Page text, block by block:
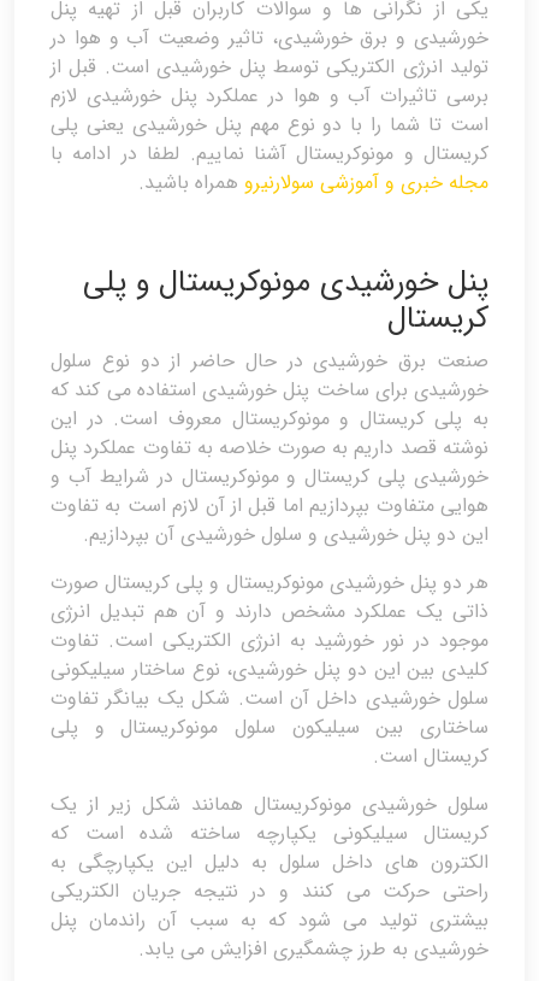
یکی از نگرانی ها و سوالات کاربران قبل از تهیه پنل
خورشیدی و برق خورشیدی، تاثیر وضعیت آب و هوا در
تولید انرژی الکتریکی توسط پنل خورشیدی است. قبل از
برسی تاثیرات آب و هوا در عملکرد پنل خورشیدی لازم
است تا شما را با دو نوع مهم پنل خورشیدی یعنی پلی
کریستال و مونوکریستال آشنا نماییم. لطفا در ادامه با
مجله خبری و آموزشی سولارنیرو همراه باشید.
پنل خورشیدی مونوکریستال و پلی
کریستال
صنعت برق خورشیدی در حال حاضر از دو نوع سلول
خورشیدی برای ساخت پنل خورشیدی استفاده می کند که
به پلی کریستال و مونوکریستال معروف است. در این
نوشته قصد داریم به صورت خلاصه به تفاوت عملکرد پنل
خورشیدی پلی کریستال و مونوکریستال در شرایط آب و
هوایی متفاوت بپردازیم اما قبل از آن لازم است به تفاوت
این دو پنل خورشیدی و سلول خورشیدی آن بپردازیم.
هر دو پنل خورشیدی مونوکریستال و پلی کریستال صورت
ذاتی یک عملکرد مشخص دارند و آن هم تبدیل انرژی
موجود در نور خورشید به انرژی الکتریکی است. تفاوت
کلیدی بین این دو پنل خورشیدی، نوع ساختار سیلیکونی
سلول خورشیدی داخل آن است. شکل یک بیانگر تفاوت
ساختاری بین سیلیکون سلول مونوکریستال و پلی
کریستال است.
سلول خورشیدی مونوکریستال همانند شکل زیر از یک
کریستال سیلیکونی یکپارچه ساخته شده است که
الکترون های داخل سلول به دلیل این یکپارچگی به
راحتی حرکت می کنند و در نتیجه جریان الکتریکی
بیشتری تولید می شود که به سبب آن راندمان پنل
خورشیدی به طرز چشمگیری افزایش می یابد.